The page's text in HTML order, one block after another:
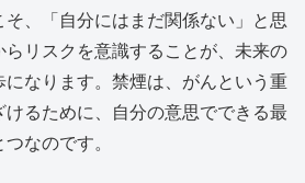
、「自分にはまだ関係ない」と思
らリスクを意識することが、未来の
になります。禁煙は、がんという重
るために、自分の意思でできる最
なのです。